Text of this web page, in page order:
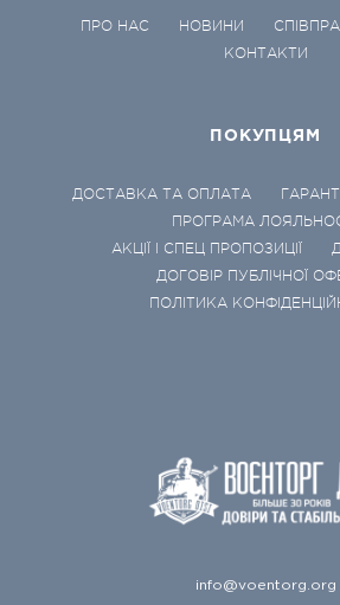
ПРО НАС НОВИНИ
КОНТАКТИ
ПОКУПЦЯМ
ДОСТАВКА ТА ОПЛАТА
ПРОГРАМА
АКЦІЇ І СПЕЦ ПРОПОЗИЦІЇ
ДОГОВІР ПУБЛІЧНОЇ
ПОЛІТИКА
info@voentorg.org